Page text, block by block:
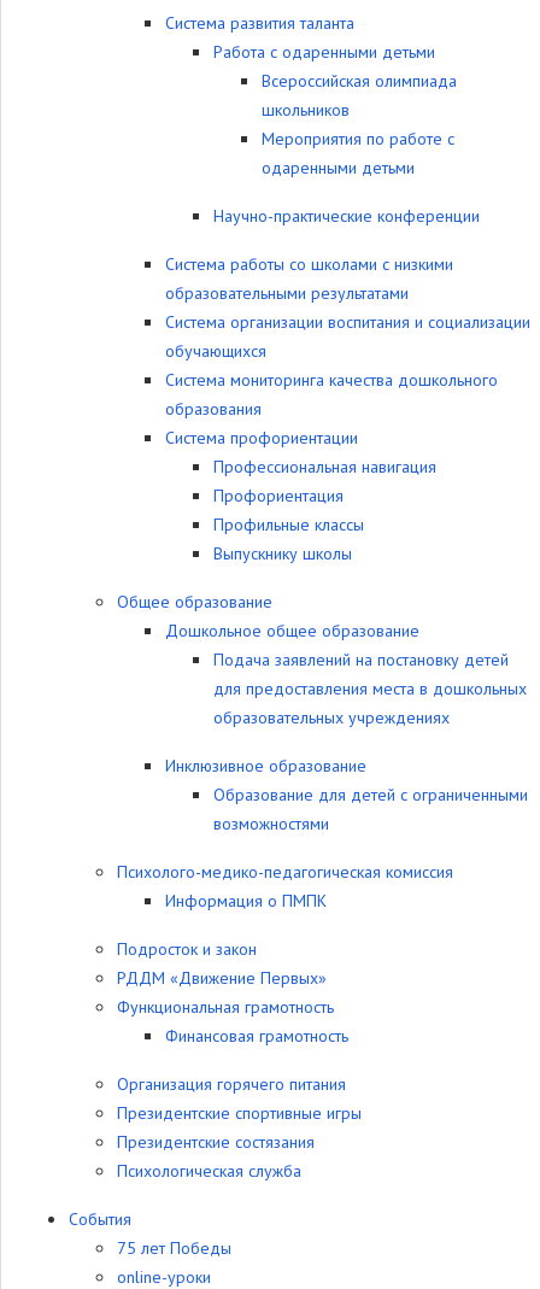
Система развития таланта
Работа с одаренными детьми
Всероссийская олимпиада
школьников
Мероприятия по работе с
одаренными детьми
Научно-практические конференции
Система работы со школами с низкими
образовательными результатами
Система организации воспитания и социализации
обучающихся
Система мониторинга качества дошкольного
образования
Система профориентации
Профессиональная навигация
Профориентация
Профильные классы
Выпускнику школы
Общее образование
Дошкольное общее образование
Подача заявлений на постановку детей
для предоставления места в дошкольных
образовательных учреждениях
Инклюзивное образование
Образование для детей с ограниченными
возможностями
Психолого-медико-педагогическая комиссия
Информация о ПМПК
Подросток и закон
РДДМ «Движение Первых»
Функциональная грамотность
Финансовая грамотность
Организация горячего питания
Президентские спортивные игры
Президентские состязания
Психологическая служба
События
75 лет Победы
online-уроки